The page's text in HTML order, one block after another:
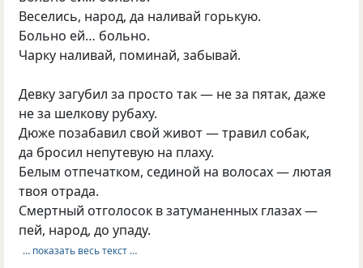
Веселись, народ, да наливай горькую.
Больно ей… больно.
Чарку наливай, поминай, забывай.
Девку загубил за просто так — не за пятак, даже
не за шелкову рубаху.
Дюже позабавил свой живот — травил собак,
да бросил непутевую на плаху.
Белым отпечатком, сединой на волосах — лютая
твоя отрада.
Смертный отголосок в затуманенных глазах —
пей, народ, до упаду.
… показать весь текст …